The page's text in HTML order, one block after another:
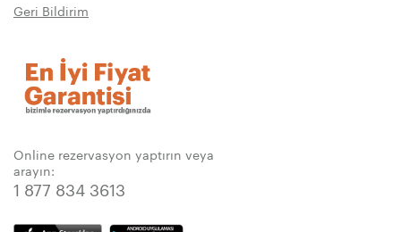
Geri Bildirim
Online rezervasyon yaptırın veya
arayın:
1 877 834 3613